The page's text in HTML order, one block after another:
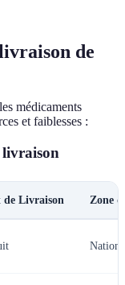
de
médicaments
et faiblesses :
livraison
de Livraison Zone